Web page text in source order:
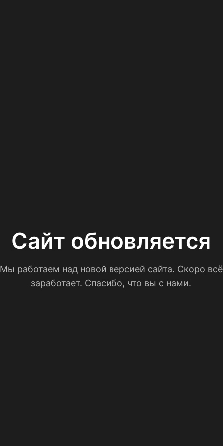
Сайт обновляется
Мы работаем над новой версией сайта. Скоро всё
заработает. Спасибо, что вы с нами.